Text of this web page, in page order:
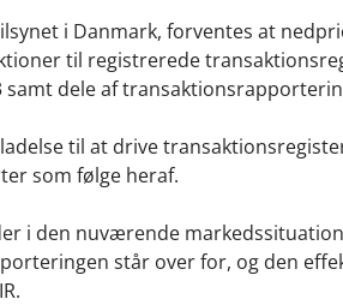
i Danmark, forventes at
til registrerede
samt dele af
til at drive
som følge heraf.
i den nuværende
står over for, og den